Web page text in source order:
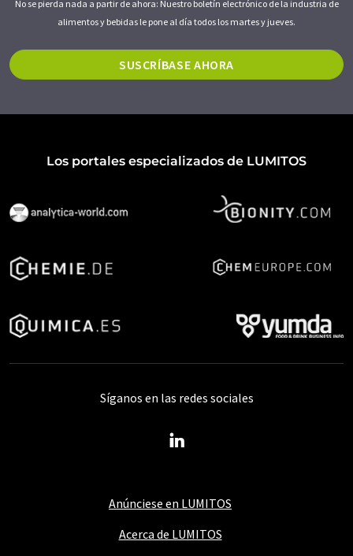
No se pierda nada a partir de ahora: Nuestro boletín electrónico de la industria de
alimentos y bebidas le pone al día todos los martes y jueves.
SUSCRÍBASE AHORA
Los portales especializados de LUMITOS
Anúnciese en LUMITOS
Acerca de LUMITOS
Síganos en las redes sociales